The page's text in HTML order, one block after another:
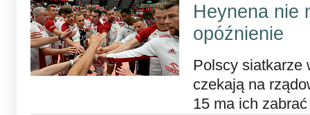
Heynena nie
opóźnienie
Polscy siatkarze
czekają na
15 ma ich